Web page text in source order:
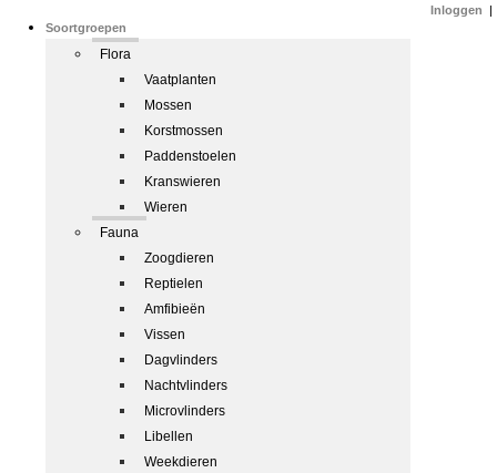
Soortgroepen
Flora
Vaatplanten
Mossen
Korstmossen
Paddenstoelen
Kranswieren
Wieren
Fauna
Zoogdieren
Reptielen
Amfibieën
Vissen
Dagvlinders
Nachtvlinders
Microvlinders
Libellen
Weekdieren
Inloggen |